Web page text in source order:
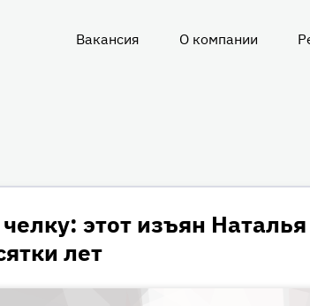
Вакансия О компании
этот изъян Наталья
лет